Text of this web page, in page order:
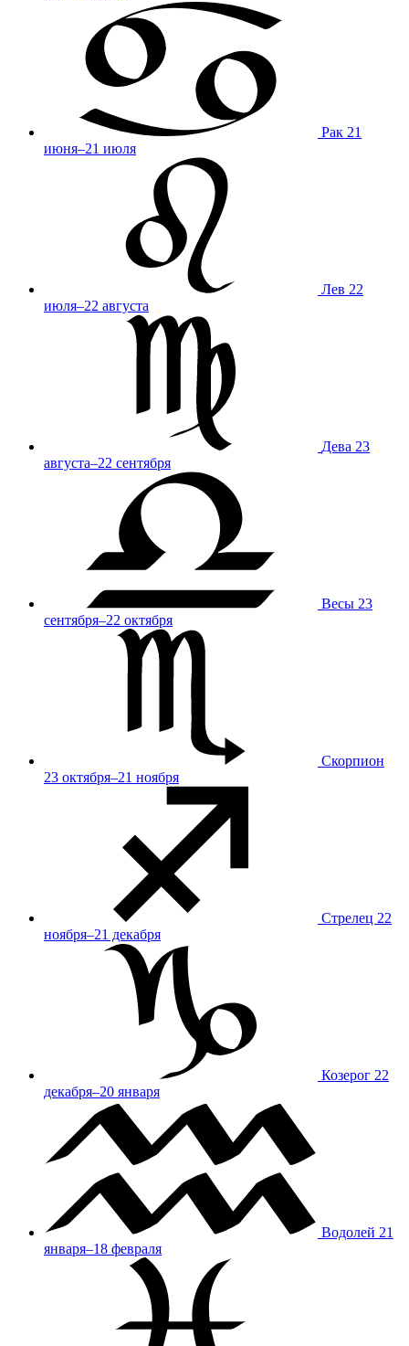
Рак 21
июня–21 июля
Лев 22
июля–22 августа
Дева 23
августа–22 сентября
Весы 23
сентября–22 октября
Скорпион
23 октября–21 ноября
Стрелец 22
ноября–21 декабря
Козерог 22
декабря–20 января
Водолей 21
января–18 февраля